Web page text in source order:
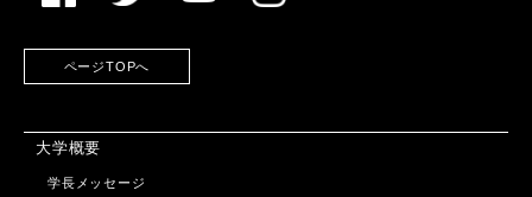
ページTOPへ
大学概要
学長メッセージ